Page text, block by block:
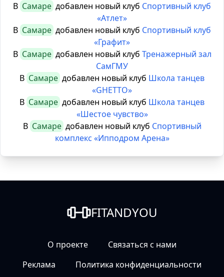
В Самаре добавлен новый клуб Спортивный клуб
«Атлет»
В Самаре добавлен новый клуб Спортивный клуб
«Графит»
В Самаредобавлен новый клуб Тренажерный зал
СамГМУ
В Самаре добавлен новый клуб Школа танцев
«GHETTO»
В Самаре добавлен новый клуб Школа танцев
«Шестое чувство»
В Самаредобавлен новый клуб Спортивный
комплекс «Ипподром Арена»
FITANDYOU
О проекте
Связаться с нами
Реклама
Политика конфиденциальности